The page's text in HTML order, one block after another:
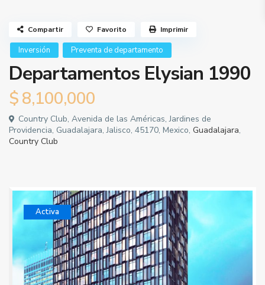
Inversión Preventa de departamento
Departamentos Elysian 1990
$ 8,100,000
Country Club, Avenida de las Américas, Jardines de
Providencia, Guadalajara, Jalisco, 45170, Mexico, Guadalajara,
Country Club
Compartir Favorito Imprimir
Activa